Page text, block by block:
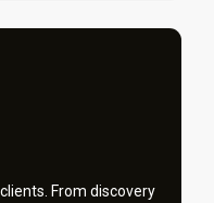
From discovery